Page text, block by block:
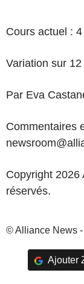
Cours actuel :
Variation sur
Par Eva
Commentaires
Copyright 2026
réservés.
© Alliance News
Ajouter